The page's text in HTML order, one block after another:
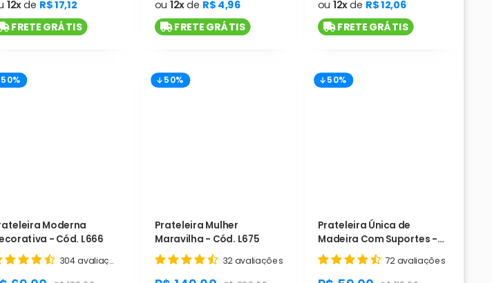
12xde R$ 17,12
FRETE GRÁTIS
ou 12xde R$ 4,96
FRETE GRÁTIS
ou 12xde R$ 12,06
FRETE GRÁTIS
50%
Moderna
- Cód. L666
50%
Prateleira Mulher
Maravilha - Cód. L675
32 avaliações
50%
Prateleira Única de
Madeira Com Suportes -
Cód. L664
72 avaliações